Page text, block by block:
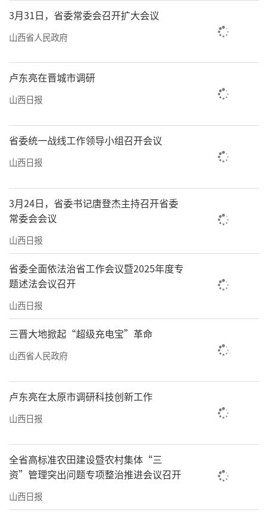
3月31日，省委常委会召开扩大会议
山西省人民政府
卢东亮在晋城市调研
山西日报
省委统一战线工作领导小组召开会议
山西日报
3月24日，省委书记唐登杰主持召开省委
常委会会议
山西日报
省委全面依法治省工作会议暨2025年度专
题述法会议召开
山西日报
三晋大地掀起“超级充电宝”革命
山西省人民政府
卢东亮在太原市调研科技创新工作
山西日报
全省高标准农田建设暨农村集体“三
资”管理突出问题专项整治推进会议召开
山西日报